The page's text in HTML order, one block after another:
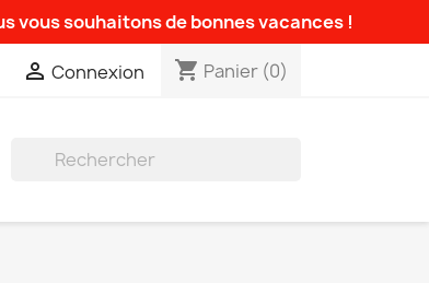
vous souhaitons de bonnes vacances !
 Connexion shopping_cart Panier (0)